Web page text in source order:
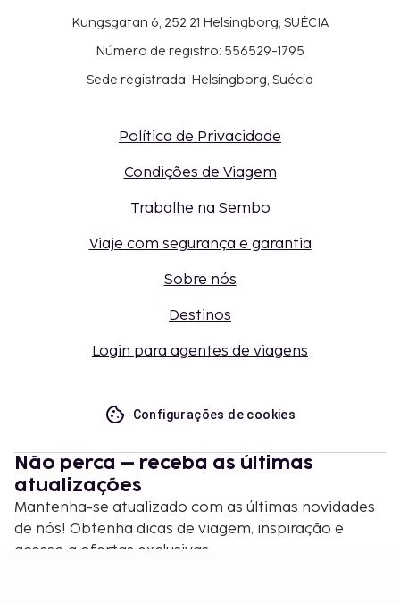
Kungsgatan 6, 252 21 Helsingborg, SUÉCIA
Número de registro: 556529-1795
Sede registrada: Helsingborg, Suécia
Política de Privacidade
Condições de Viagem
Trabalhe na Sembo
Viaje com segurança e garantia
Sobre nós
Destinos
Login para agentes de viagens
Configurações de cookies
Não perca – receba as últimas
atualizações
Mantenha-se atualizado com as últimas novidades
de nós! Obtenha dicas de viagem, inspiração e
acesso a ofertas exclusivas.